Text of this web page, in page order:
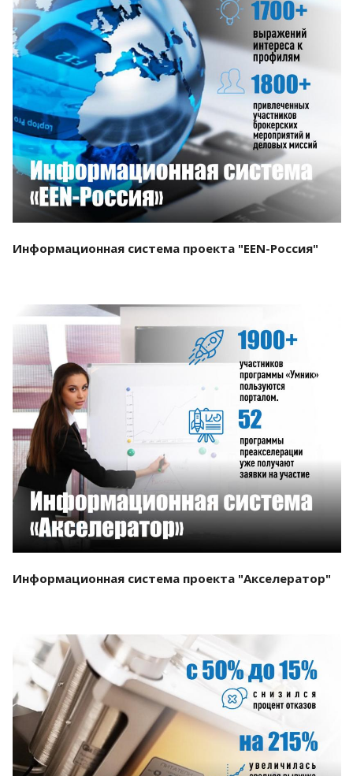
Смотреть проект
Информационная система проекта "EEN-Россия"
Смотреть проект
Информационная система проекта "Акселератор"
Смотреть проект